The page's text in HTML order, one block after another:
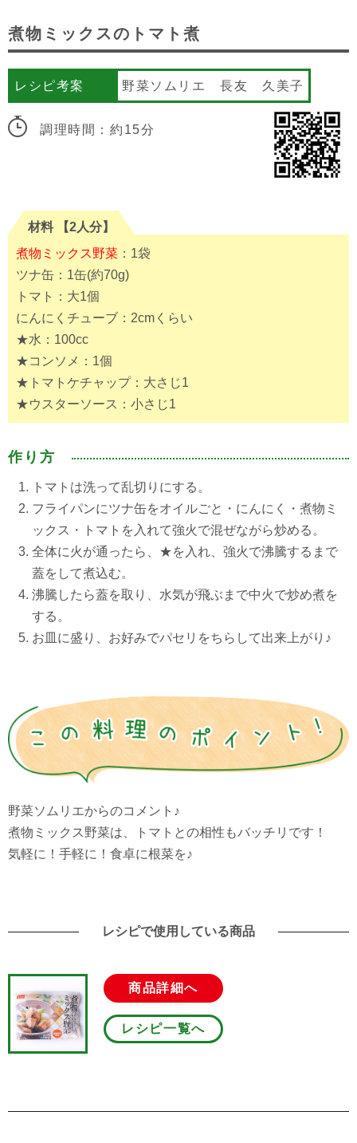
煮物ミックスのトマト煮
レシピ考案 野菜ソムリエ 長友 久美子
調理時間：約15分
材料 【2人分】
煮物ミックス野菜 ：1袋
ツナ缶：1缶(約70g)
トマト：大1個
にんにくチューブ：2cmくらい
★水：100cc
★コンソメ：1個
★トマトケチャップ：大さじ1
★ウスターソース：小さじ1
作り方
トマトは洗って乱切りにする。
フライパンにツナ缶をオイルごと・にんにく・煮物ミ
ックス・トマトを入れて強火で混ぜながら炒める。
全体に火が通ったら、★を入れ、強火で沸騰するまで
蓋をして煮込む。
沸騰したら蓋を取り、水気が飛ぶまで中火で炒め煮を
する。
お皿に盛り、お好みでパセリをちらして出来上がり♪
野菜ソムリエからのコメント♪
煮物ミックス野菜は、トマトとの相性もバッチリです！
気軽に！手軽に！食卓に根菜を♪
レシピで使用している商品
商品詳細へ
レシピ一覧へ